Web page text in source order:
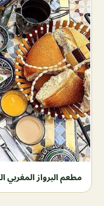
مطعم البرواز المغربي